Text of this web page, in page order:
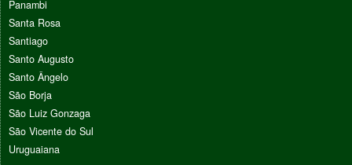
Panambi
Santa Rosa
Santiago
Santo Augusto
Santo Ângelo
São Borja
São Luiz Gonzaga
São Vicente do Sul
Uruguaiana